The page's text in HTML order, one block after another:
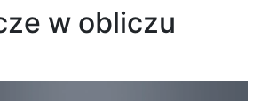
w obliczu